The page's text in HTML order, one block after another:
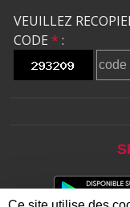
VEUILLEZ
CODE * :